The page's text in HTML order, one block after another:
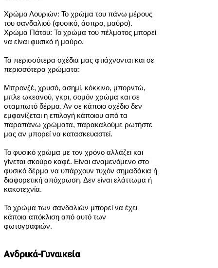
Χρώμα Λουριών: Το χρώμα του πάνω μέρους
του σανδαλιού (φυσικό, άσπρο, μαύρο).
Χρώμα Πάτου: Το χρώμα του πέλματος μπορεί
να είναι φυσικό ή μαύρο.
Τα περισσότερα σχέδια μας φτιάχνονται και σε
περισσότερα χρώματα:
Μπρονζέ, χρυσό, ασημί, κόκκινο, μπορντώ,
μπλε ωκεανού, γκρι, σομόν χρώμα και σε
σταμπωτό δέρμα. Αν σε κάποιο σχέδιο δεν
εμφανίζεται η επιλογή κάποιου από τα
παραπάνω χρώματα, παρακαλούμε ρωτήστε
μας αν μπορεί να κατασκευαστεί.
Το φυσικό χρώμα με τον χρόνο αλλάζει και
γίνεται σκούρο καφέ. Είναι αναμενόμενο στο
φυσικό δέρμα να υπάρχουν τυχόν σημαδάκια ή
διαφορετική απόχρωση. Δεν είναι ελάττωμα ή
κακοτεχνία.
Το χρώμα των σανδαλιών μπορεί να έχει
κάποια απόκλιση από αυτό των
φωτογραφιών.
Ανδρικά-Γυναικεία